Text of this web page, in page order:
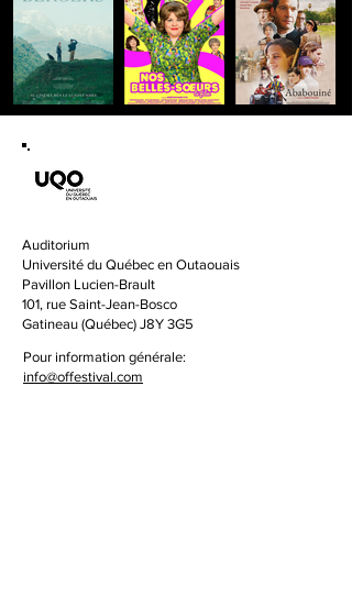
Auditorium
Université du Québec en Outaouais
Pavillon Lucien-Brault
101, rue Saint-Jean-Bosco
Gatineau (Québec) J8Y 3G5
Pour information générale:
info@offestival.com